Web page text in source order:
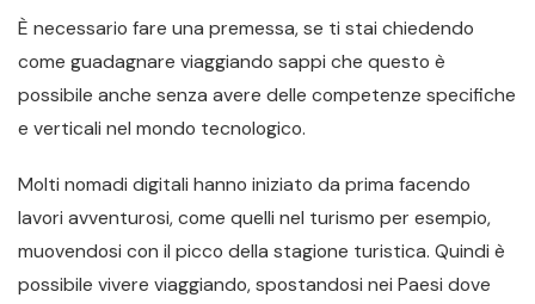
È necessario fare una premessa, se ti stai chiedendo
come guadagnare viaggiando sappi che questo è
possibile anche senza avere delle competenze specifiche
e verticali nel mondo tecnologico.
Molti nomadi digitali hanno iniziato da prima facendo
lavori avventurosi, come quelli nel turismo per esempio,
muovendosi con il picco della stagione turistica. Quindi è
possibile vivere viaggiando, spostandosi nei Paesi dove